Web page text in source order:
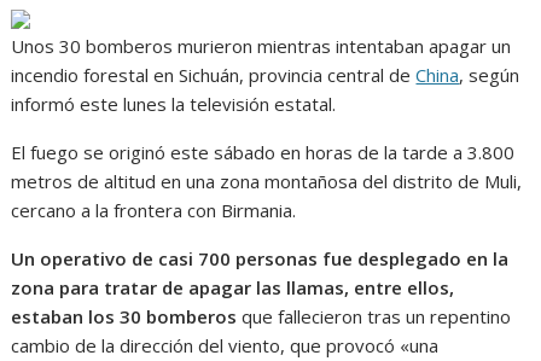
Unos 30 bomberos murieron mientras intentaban apagar un
incendio forestal en Sichuán, provincia central deChina, según
informó este lunes la televisión estatal.
El fuego se originó este sábado en horas de la tarde a 3.800
metros de altitud en una zona montañosa del distrito de Muli,
cercano a la frontera con Birmania.
Un operativo de casi 700 personas fue desplegado en la
zona para tratar de apagar las llamas, entre ellos,
estaban los 30 bomberos que fallecieron tras un repentino
cambio de la dirección del viento, que provocó «una